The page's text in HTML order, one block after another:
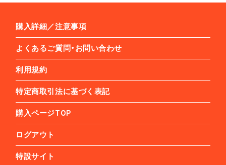
購入詳細／注意事項
よくあるご質問・お問い合わせ
利用規約
特定商取引法に基づく表記
購入ページTOP
ログアウト
特設サイト